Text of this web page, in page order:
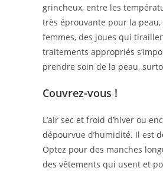
grincheux, entre les
très éprouvante pour la
femmes, des joues qui
traitements appropriés
prendre soin de la peau,
Couvrez-vous !
L’air sec et froid d’hiver ou
dépourvue d’humidité. Il est
Optez pour des manches
des vêtements qui usent et